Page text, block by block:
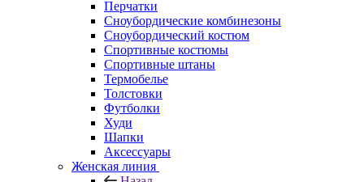
Перчатки
Сноубордические комбинезоны
Сноубордический костюм
Спортивные костюмы
Спортивные штаны
Термобелье
Толстовки
Футболки
Худи
Шапки
Аксессуары
Женская линия